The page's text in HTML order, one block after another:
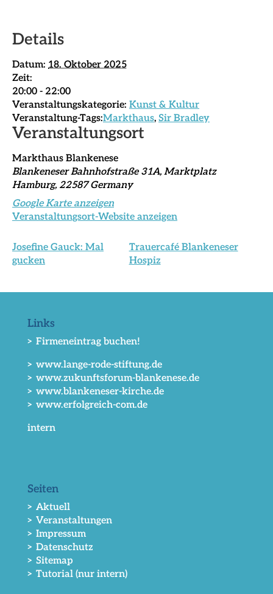
Details
Datum: 18. Oktober 2025
Zeit:
20:00 - 22:00
Veranstaltungskategorie: Kunst & Kultur
Veranstaltung-Tags:Markthaus, Sir Bradley
Veranstaltungsort
Markthaus Blankenese
Blankeneser Bahnhofstraße 31A, Marktplatz
Hamburg, 22587 Germany
Google Karte anzeigen
Veranstaltungsort-Website anzeigen
Josefine Gauck: Mal
gucken
Trauercafé Blankeneser
Hospiz
Links
> Firmeneintrag buchen!
> www.lange-rode-stiftung.de
> www.zukunftsforum-blankenese.de
> www.blankeneser-kirche.de
> www.erfolgreich-com.de
intern
Seiten
> Aktuell
> Veranstaltungen
> Impressum
> Datenschutz
> Sitemap
> Tutorial (nur intern)